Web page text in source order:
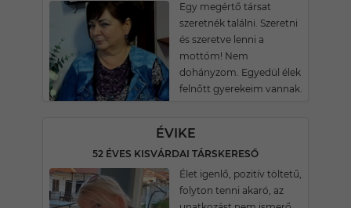
Egy megértő társat
szeretnék találni. Szeretni
és szeretve lenni a
mottóm! Nem
dohányzom. Egyedül élek
felnőtt gyerekeim vannak.
ÉVIKE
52 ÉVES KISVÁRDAI TÁRSKERESŐ
Élet igenlő, pozitív töltetű,
folyton tenni akaró, az